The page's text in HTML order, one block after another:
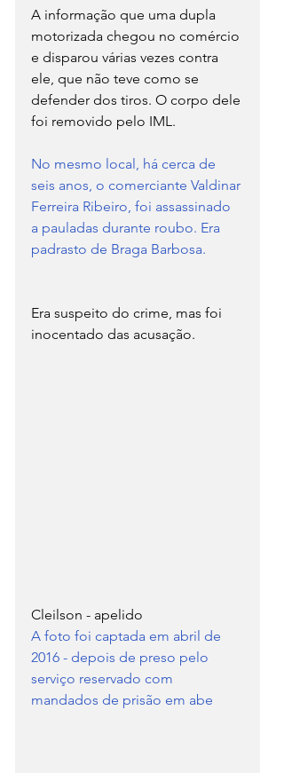
A informação que uma dupla
motorizada chegou no comércio
e disparou várias vezes contra
ele, que não teve como se
defender dos tiros. O corpo dele
foi removido pelo IML.
No mesmo local, há cerca de
seis anos, o comerciante Valdinar
Ferreira Ribeiro, foi assassinado
a pauladas durante roubo. Era
padrasto de Braga Barbosa.
Era suspeito do crime, mas foi
inocentado das acusação.
Cleilson - apelido
A foto foi captada em abril de
2016 - depois de preso pelo
serviço reservado com
mandados de prisão em abe